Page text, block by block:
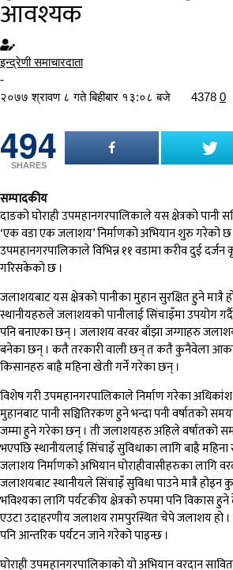
आवश्यक
इन्द्रेणी समाचारदाता
-
२०७७ श्रावण ८ गते बिहीबार १३:०८ बजे
4378 0
494
SHARES
सम्पादकीय
दाङको घोराही उपमहानगरपालिकाले यस क्षेत्रको पानी
‘एक वडा एक जलाशय’ निर्माणको अभियान शुरु गरेको
उपमहानगरपालिकाले विभिन्न ११ वडामा करीव दुई
गरिसकेको छ ।
जलाशयबाट यस क्षेत्रको पानीका मुहान सुरक्षित हुने मात्रै
स्थानीयहरुले जलाशयको पानीलाई सिंचाइँमा उपयोग
पनि बनाएका छन् । जलाशय वरवर बाँझा जग्गाहरु
बनेका छन् । कतै तरकारी वाली छन् त कतै कुनैवेला
किसानहरु बाह्रै महिना खेती गर्ने गरेका छन् ।
विशेष गरी उपमहानगरपालिकाले निर्माण गरेका
मुहानबाट पानी सञ्चितिरकण हुने भन्दा पनी वर्षातको
जम्मा हुने गरेका छन् । ती जलाशयहरु अहिले वर्षातको
भएपछि स्थानीयलाई सिंचाइँ सुविधाका लागि बाह्रै
जलाशय निर्माणको अभियान घोराहीवासीहरुका लागि
जलाशयबाट स्थानीयले सिंचाइँ सुविधा पाउने मात्रै
भविश्यका लागि पर्यटकीय क्षेत्रको रुपमा पनि विकास हुने
एउटा उदाहरणीय जलाशय रामपुरस्थित चेपे जलाशय हो
पनि आन्तरिक पर्यटन जाने गरेको पाइन्छ ।
घोराही उपमहानगरपालिकाको यो अभियान वरदान